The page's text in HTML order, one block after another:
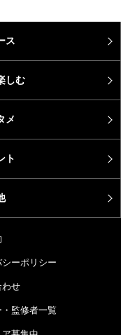
ス
しむ
メ
ト
ーポリシー
わせ
監修者一覧